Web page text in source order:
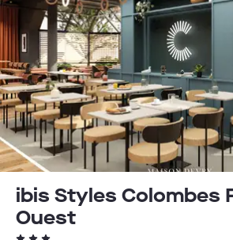
ibis Styles Colombes
Ouest